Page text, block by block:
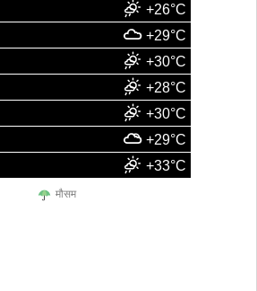
+26°C
+29°C
+30°C
+28°C
+30°C
+29°C
+33°C
मौसम